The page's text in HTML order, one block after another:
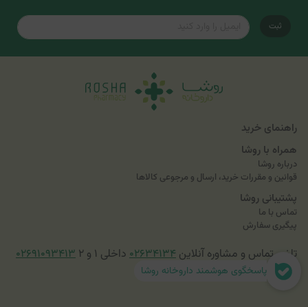
ثبت
راهنمای خرید
همراه با روشا
درباره روشا
قوانین و مقررات خرید، ارسال و مرجوعی کالاها
پشتیبانی روشا
تماس با ما
پیگیری سفارش
تلفن تماس و مشاوره آنلاین ۰۲۶۳۴۱۳۴ داخلی ۱ و ۲ ۰۲۶۹۱۰۹۳۴۱۳
پاسخگوی هوشمند داروخانه روشا